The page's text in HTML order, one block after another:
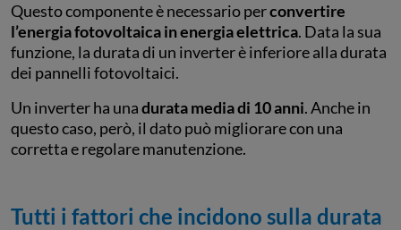
Questo componente è necessario perconvertire
l’energia fotovoltaica in energia elettrica. Data la sua
funzione, la durata di un inverter è inferiore alla durata
dei pannelli fotovoltaici.
Un inverter ha unadurata media di 10 anni. Anche in
questo caso, però, il dato può migliorare con una
corretta e regolare manutenzione.
Tutti i fattori che incidono sulla durata